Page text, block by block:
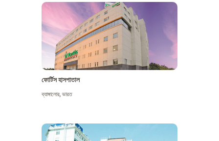
ফোর্টিস হাসপাতাল
ব্যাঙ্গালোর,ভারত